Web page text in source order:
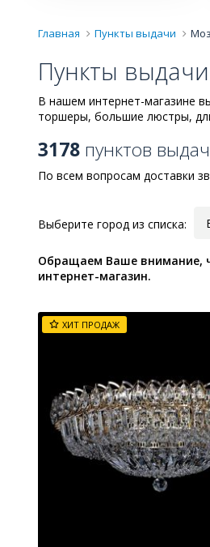
Главная Пункты выдачи
Пункты
В нашем интернет-магазине
торшеры, большие люстры,
3178 пунктов
По всем вопросам доставки
Выберите город из списка:
Обращаем Ваше внимание,
интернет-магазин.
ХИТ ПРОДАЖ